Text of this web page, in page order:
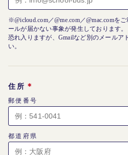
※@icloud.com／@me.com／@mac.comを
ールが届かない事象が発生しております。
恐れ入りますが、Gmailなど別のメールア
い。
住所 ＊
郵便番号
都道府県